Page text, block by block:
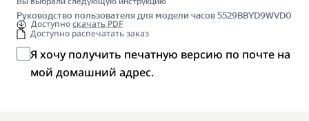
Руководство пользователя для модели часов 5529BBYD9WVD0
Доступноскачать PDF
Доступно распечатать заказ
Я хочу получить печатную версию по почте на
мой домашний адрес.